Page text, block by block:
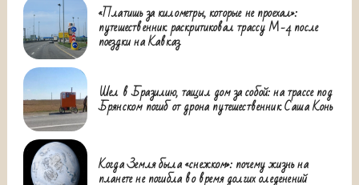
«Платишь за километры, которые не проехал»:
путешественник раскритиковал трассу М-4 после
поездки на Кавказ
Шел в Бразилию, тащил дом за собой: на трассе под
Брянском погиб от дрона путешественник Саша Конь
Когда Земля была «снежком»: почему жизнь на
планете не погибла во время долгих оледенений